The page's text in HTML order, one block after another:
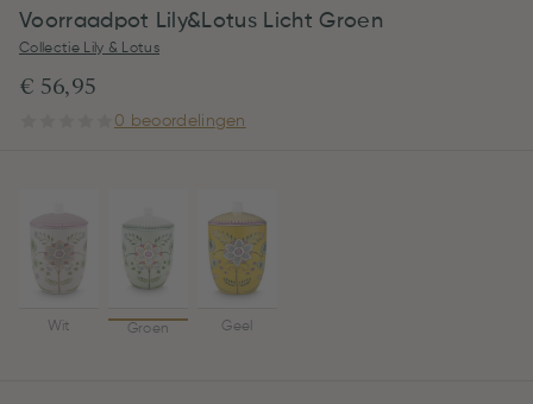
Voorraadpot Lily&Lotus Licht Groen
Collectie Lily & Lotus
€ 56,95
0 beoordelingen
Wit Groen Geel